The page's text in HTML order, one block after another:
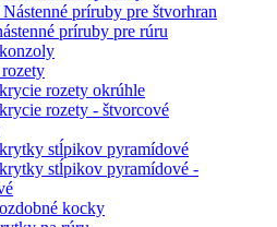
príruby pre štvorhran
príruby pre rúru
rozety okrúhle
rozety - štvorcové
stĺpikov pyramídové
stĺpikov pyramídové -
kocky